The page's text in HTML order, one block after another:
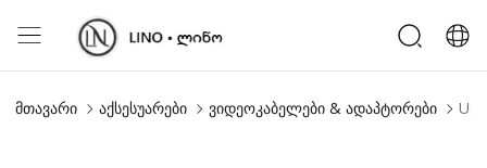
მთავარი აქსესუარები ვიდეოკაბელები & ადაპტორები